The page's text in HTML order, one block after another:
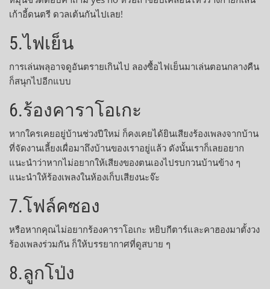
เก้าอี้ดนตรี ดวลเต้นกันไปเลย!
5.ไฟเย็น
การเล่นพลุอาจดูอันตรายเกินไป ลองซื้อไฟเย็นมาเล่นตอนกลางคืน
ก็สนุกไปอีกแบบ
6.ร้องคาราโอเกะ
หากใครเคยอยู่บ้านช่วงปีใหม่ ก็คงเคยได้ยินเสียงร้องเพลงจากบ้าน
ที่จัดงานเลี้ยงเผื่อมาถึงบ้านของเราอยู่แล้ว ดังนั้นเราก็เลยอยาก
แนะนำว่าหากไม่อยากให้เสียงของตนเองไปรบกวนบ้านข้าง ๆ
แนะนำให้ร้องเพลงในห้องเก็บเสียงนะจ๊ะ
7.โฟล์คซอง
หรือหากคุณไม่อยากร้องคาราโอเกะ หยิบกีตาร์และคาฮองมาตั้งวง
ร้องเพลงร่วมกัน ก็ให้บรรยากาศที่ดูสบาย ๆ
8.ลูกโป่ง